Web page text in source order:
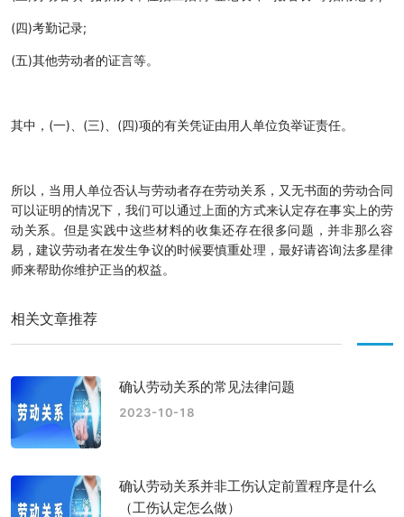
(四)考勤记录;
(五)其他劳动者的证言等。
其中，(一)、(三)、(四)项的有关凭证由用人单位负举证责任。
所以，当用人单位否认与劳动者存在劳动关系，又无书面的劳动合同
可以证明的情况下，我们可以通过上面的方式来认定存在事实上的劳
动关系。但是实践中这些材料的收集还存在很多问题，并非那么容
易，建议劳动者在发生争议的时候要慎重处理，最好请咨询法多星律
师来帮助你维护正当的权益。
相关文章推荐
确认劳动关系的常见法律问题
2023-10-18
确认劳动关系并非工伤认定前置程序是什么
（工伤认定怎么做）